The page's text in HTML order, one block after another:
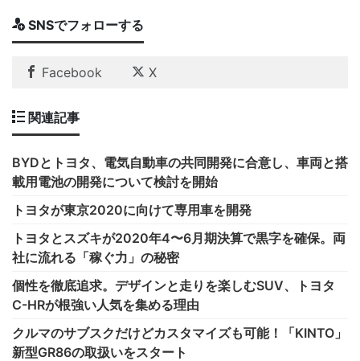
SNSでフォローする
Facebook X
関連記事
BYDとトヨタ、電気自動車の共同開発に合意し、車両と搭
載用電池の開発について検討を開始
トヨタが東京2020に向けて専用車を開発
トヨタとスズキが2020年4〜6月期決算で黒字を確保。両
社に流れる「稼ぐ力」の秘密
個性を徹底追求。デザインと走りを楽しむSUV、トヨタ
C-HRが根強い人気を集める理由
クルマのサブスクだけどカスタマイズも可能！「KINTO」
新型GR86の取扱いをスタート